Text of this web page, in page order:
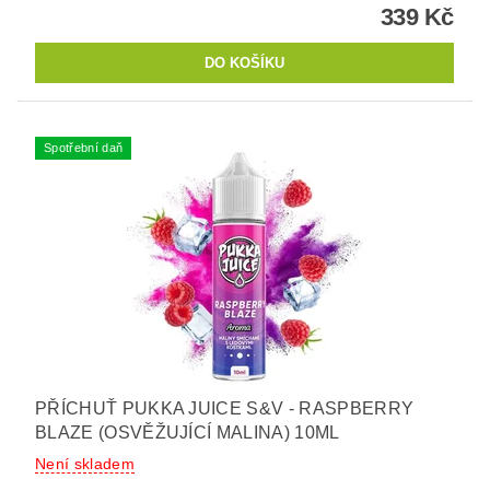
339 Kč
Spotřební daň
PŘÍCHUŤ PUKKA JUICE S&V - RASPBERRY
BLAZE (OSVĚŽUJÍCÍ MALINA) 10ML
Není skladem